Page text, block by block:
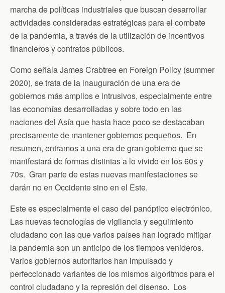
marcha de políticas industriales que buscan desarrollar
actividades consideradas estratégicas para el combate
de la pandemia, a través de la utilización de incentivos
financieros y contratos públicos.
Como señala James Crabtree en Foreign Policy (summer
2020), se trata de la inauguración de una era de
gobiernos más amplios e intrusivos, especialmente entre
las economías desarrolladas y sobre todo en las
naciones del Asía que hasta hace poco se destacaban
precisamente de mantener gobiernos pequeños. En
resumen, entramos a una era de gran gobierno que se
manifestará de formas distintas a lo vivido en los 60s y
70s. Gran parte de estas nuevas manifestaciones se
darán no en Occidente sino en el Este.
Este es especialmente el caso del panóptico electrónico.
Las nuevas tecnologías de vigilancia y seguimiento
ciudadano con las que varios países han logrado mitigar
la pandemia son un anticipo de los tiempos venideros.
Varios gobiernos autoritarios han impulsado y
perfeccionado variantes de los mismos algoritmos para el
control ciudadano y la represión del disenso. Los